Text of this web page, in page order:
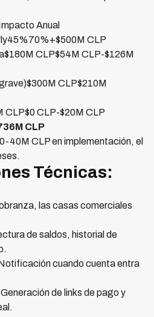
Anual
CLP
CLP$54M CLP-$126M
CLP$210M
CLP$0 CLP-$20M CLP
CLP
40M CLP en implementación, el
Técnicas:
las casas comerciales
de saldos, historial de
cuando cuenta entra
Generación de links de pago y